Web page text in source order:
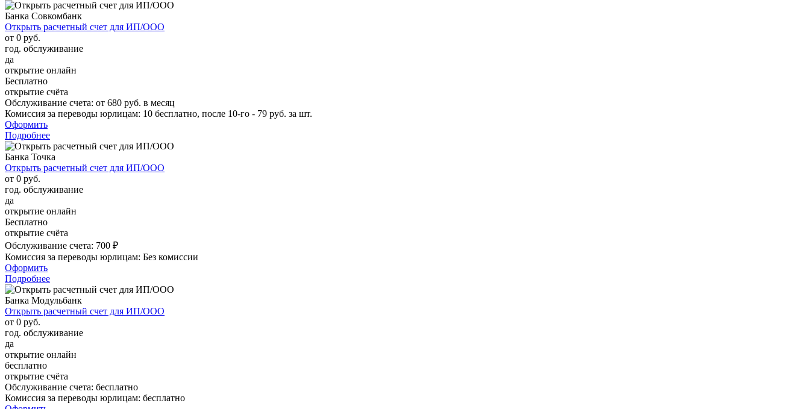
Банка Совкомбанк
Открыть расчетный счет для ИП/ООО
от 0 руб.
год. обслуживание
да
открытие онлайн
Бесплатно
открытие счёта
Обслуживание счета: от 680 руб. в месяц
Комиссия за переводы юрлицам: 10 бесплатно, после 10-го - 79 руб. за шт.
Оформить
Подробнее
Банка Точка
Открыть расчетный счет для ИП/ООО
от 0 руб.
год. обслуживание
да
открытие онлайн
Бесплатно
открытие счёта
Обслуживание счета: 700 ₽
Комиссия за переводы юрлицам: Без комиссии
Оформить
Подробнее
Банка Модульбанк
Открыть расчетный счет для ИП/ООО
от 0 руб.
год. обслуживание
да
открытие онлайн
бесплатно
открытие счёта
Обслуживание счета: бесплатно
Комиссия за переводы юрлицам: бесплатно